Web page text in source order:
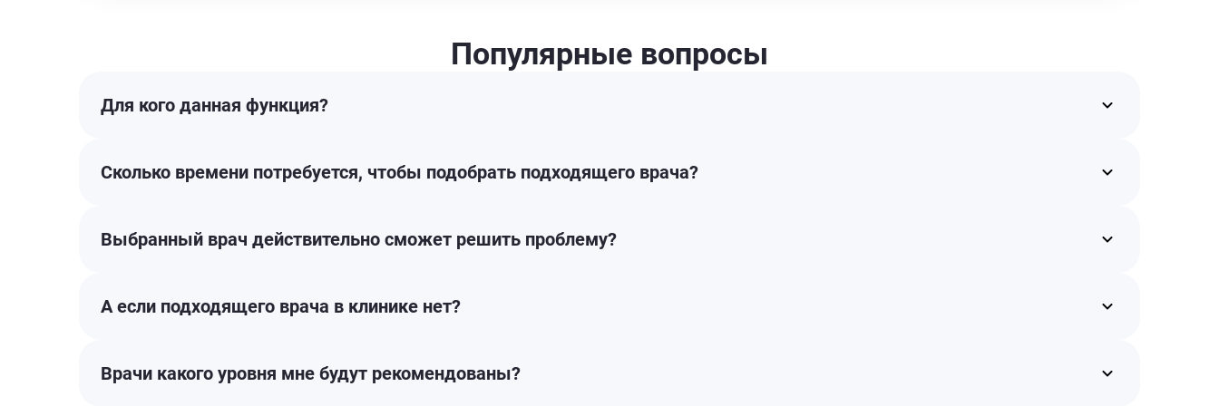
Популярные вопросы
Для кого данная функция?
Сколько времени потребуется, чтобы подобрать подходящего врача?
Выбранный врач действительно сможет решить проблему?
А если подходящего врача в клинике нет?
Врачи какого уровня мне будут рекомендованы?